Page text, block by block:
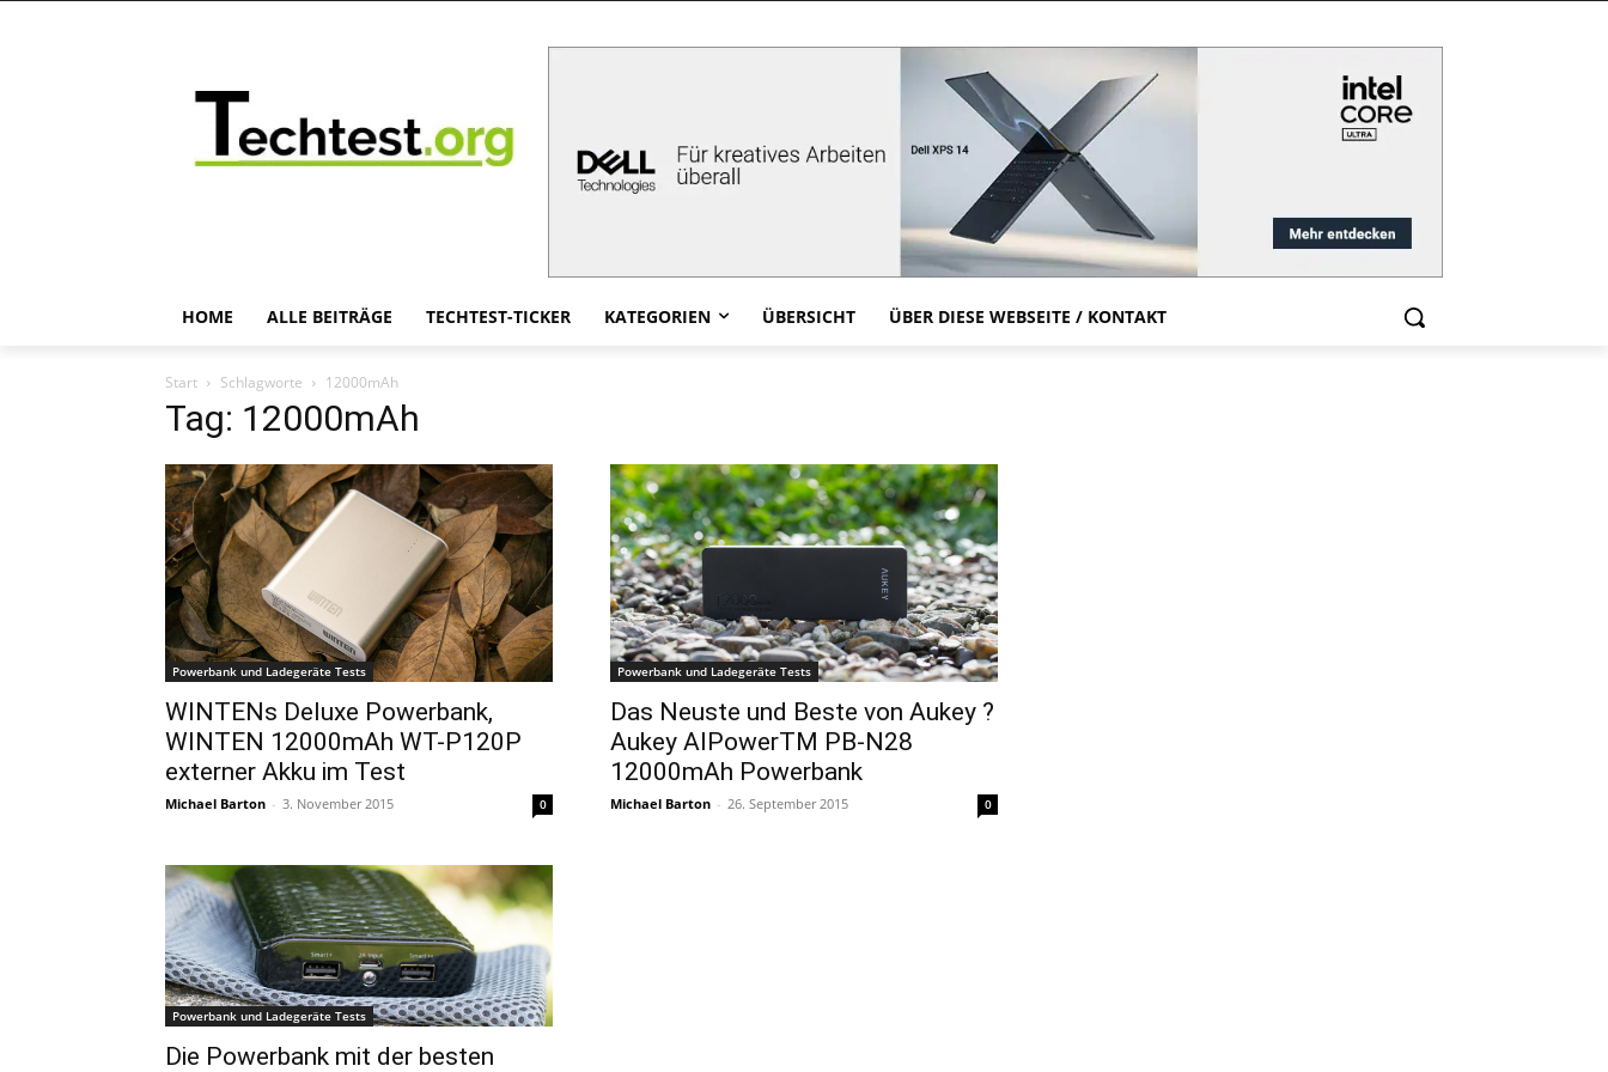
HOME ALLE BEITRÄGE TECHTEST-TICKER KATEGORIEN ÜBERSICHT ÜBER DIESE WEBSEITE / KONTAKT
Start Schlagworte 12000mAh
Tag: 12000mAh
Powerbank und Ladegeräte Tests
WINTENs Deluxe Powerbank,
WINTEN 12000mAh WT-P120P
externer Akku im Test
Michael Barton - 3. November 2015 0
Powerbank und Ladegeräte Tests
Das Neuste und Beste von Aukey ?
Aukey AIPowerTM PB-N28
12000mAh Powerbank
Michael Barton - 26. September 2015 0
Powerbank und Ladegeräte Tests
Die Powerbank mit der besten